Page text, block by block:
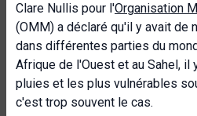
Clare Nullis pour l'Organisation
(OMM) a déclaré qu'il y avait de
dans différentes parties du
Afrique de l'Ouest et au Sahel,
pluies et les plus vulnérables
c'est trop souvent le cas.